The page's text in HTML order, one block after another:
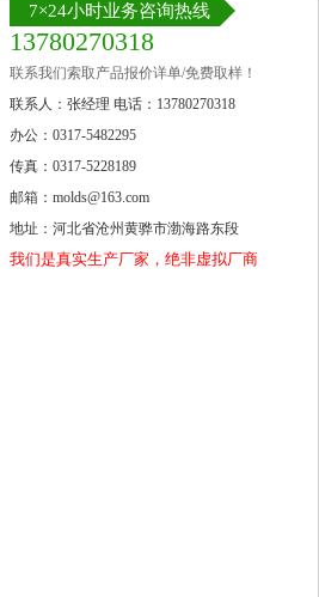
7×24小时业务咨询热线
13780270318
联系我们索取产品报价详单/免费取样！
联系人：张经理 电话：13780270318
办公：0317-5482295
传真：0317-5228189
邮箱：molds@163.com
地址：河北省沧州黄骅市渤海路东段
我们是真实生产厂家，绝非虚拟厂商。